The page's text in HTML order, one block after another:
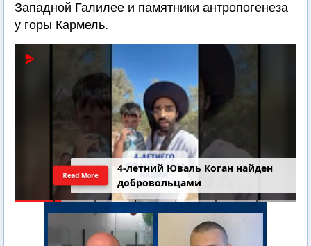
Западной Галилее и памятники антропогенеза
у горы Кармель.
4-летний Юваль Коган найден
добровольцами
Read More